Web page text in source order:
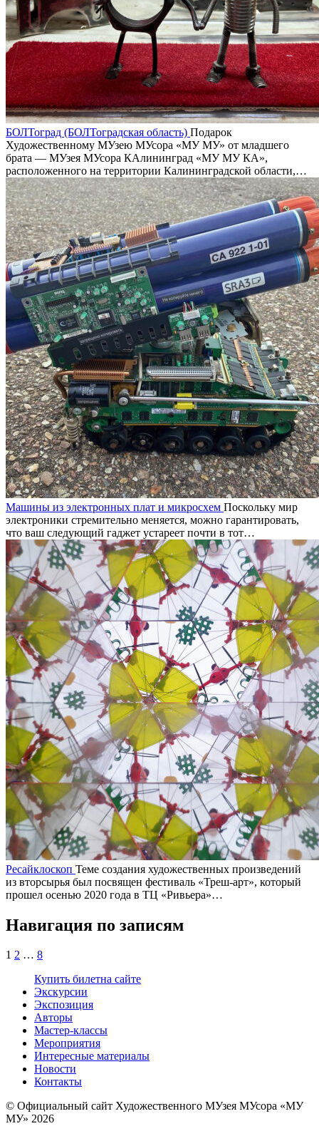
БОЛТоград (БОЛТоградская область) Подарок
Художественному МУзею МУсора «МУ МУ» от младшего
брата — МУзея МУсора КАлининград «МУ МУ КА»,
расположенного на территории Калининградской области,…
Машины из электронных плат и микросхем Поскольку мир
электроники стремительно меняется, можно гарантировать,
что ваш следующий гаджет устареет почти в тот…
Ресайклоскоп Теме создания художественных произведений
из вторсырья был посвящен фестиваль «Треш-арт», который
прошел осенью 2020 года в ТЦ «Ривьера»…
Навигация по записям
1 2 … 8
Купить билетна сайте
Экскурсии
Экспозиция
Авторы
Мастер-классы
Мероприятия
Интересные материалы
Новости
Контакты
© Официальный сайт Художественного МУзея МУсора «МУ
МУ» 2026